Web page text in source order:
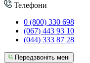
Телефони
0 (800) 330 698
(067) 443 93 10
(044) 333 87 28
Передзвоніть мені